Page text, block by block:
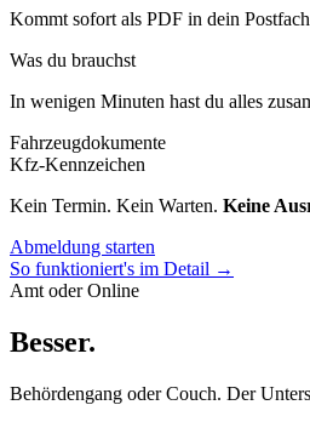
Kommt sofort als PDF in dein
Was du brauchst
In wenigen Minuten hast du alles
Fahrzeugdokumente
Kfz-Kennzeichen
Kein Termin. Kein Warten. Keine
Abmeldung starten
So funktioniert's im Detail →
Amt oder Online
Besser.
Behördengang oder Couch. Der